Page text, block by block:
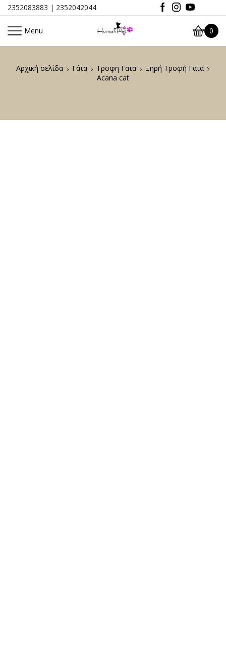
2352083883 | 2352042044
Menu 0
Αρχική σελίδα Γάτα Τροφη Γατα
Ξηρή Τροφή Γάτα
Acana cat